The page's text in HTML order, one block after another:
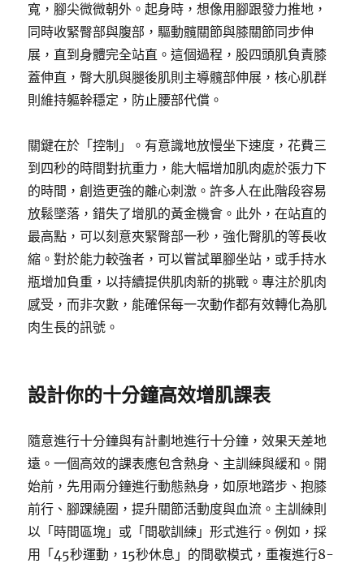
寬，腳尖微微朝外。起身時，想像用腳跟發力推地，
同時收緊臀部與腹部，驅動髖關節與膝關節同步伸
展，直到身體完全站直。這個過程，股四頭肌負責膝
蓋伸直，臀大肌與腿後肌則主導髖部伸展，核心肌群
則維持軀幹穩定，防止腰部代償。
關鍵在於「控制」。有意識地放慢坐下速度，花費三
到四秒的時間對抗重力，能大幅增加肌肉處於張力下
的時間，創造更強的離心刺激。許多人在此階段容易
放鬆墜落，錯失了增肌的黃金機會。此外，在站直的
最高點，可以刻意夾緊臀部一秒，強化臀肌的等長收
縮。對於能力較強者，可以嘗試單腳坐站，或手持水
瓶增加負重，以持續提供肌肉新的挑戰。專注於肌肉
感受，而非次數，能確保每一次動作都有效轉化為肌
肉生長的訊號。
設計你的十分鐘高效增肌課表
隨意進行十分鐘與有計劃地進行十分鐘，效果天差地
遠。一個高效的課表應包含熱身、主訓練與緩和。開
始前，先用兩分鐘進行動態熱身，如原地踏步、抱膝
前行、腳踝繞圈，提升關節活動度與血流。主訓練則
以「時間區塊」或「間歇訓練」形式進行。例如，採
用「45秒運動，15秒休息」的間歇模式，重複進行8-